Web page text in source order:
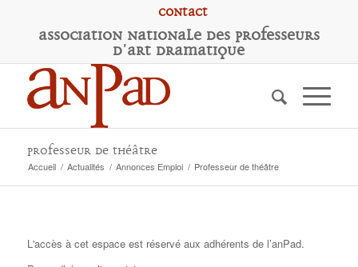
Contact
Association Nationale des Professeurs
d'Art Dramatique
Professeur de théâtre
Accueil / Actualités / Annonces Emploi / Professeur de théâtre
L'accès à cet espace est réservé aux adhérents de l’anPad.